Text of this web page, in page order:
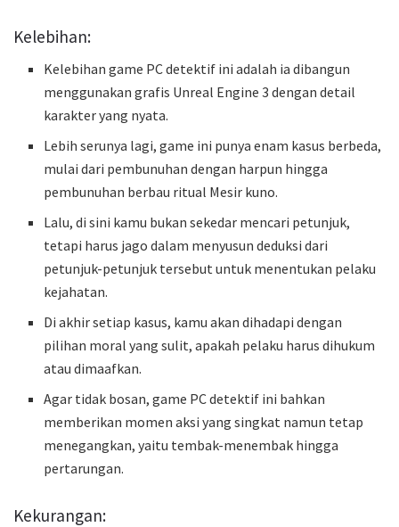
Kelebihan:
Kelebihan game PC detektif ini adalah ia dibangun
menggunakan grafis Unreal Engine 3 dengan detail
karakter yang nyata.
Lebih serunya lagi, game ini punya enam kasus berbeda,
mulai dari pembunuhan dengan harpun hingga
pembunuhan berbau ritual Mesir kuno.
Lalu, di sini kamu bukan sekedar mencari petunjuk,
tetapi harus jago dalam menyusun deduksi dari
petunjuk-petunjuk tersebut untuk menentukan pelaku
kejahatan.
Di akhir setiap kasus, kamu akan dihadapi dengan
pilihan moral yang sulit, apakah pelaku harus dihukum
atau dimaafkan.
Agar tidak bosan, game PC detektif ini bahkan
memberikan momen aksi yang singkat namun tetap
menegangkan, yaitu tembak-menembak hingga
pertarungan.
Kekurangan: